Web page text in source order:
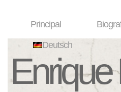
Principal
Deutsch